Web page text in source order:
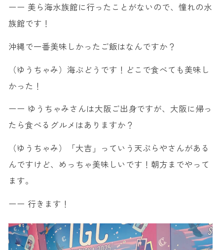
ーー 美ら海水族館に行ったことがないので、憧れの水
族館です！
沖縄で一番美味しかったご飯はなんですか？
（ゆうちゃみ）海ぶどうです！どこで食べても美味し
かった！
ーー ゆうちゃみさんは大阪ご出身ですが、大阪に帰っ
たら食べるグルメはありますか？
（ゆうちゃみ）「大吉」っていう天ぷらやさんがある
んですけど、めっちゃ美味しいです！朝方までやって
ます。
ーー 行きます！